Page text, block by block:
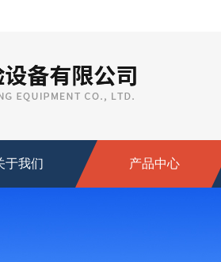
于我们 产品中心